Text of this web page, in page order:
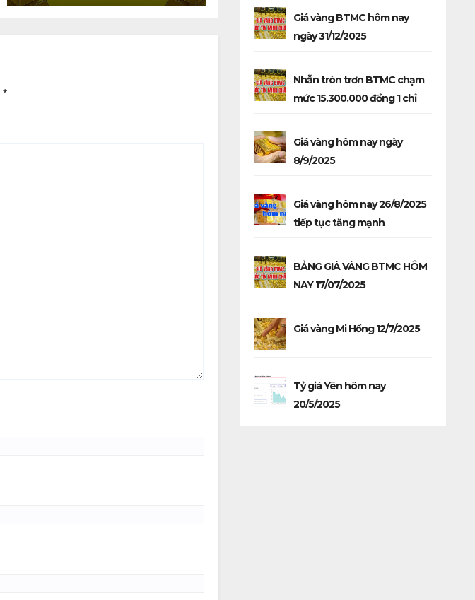
*
Giá vàng BTMC hôm nay
ngày 31/12/2025
Nhẫn tròn trơn BTMC chạm
mức 15.300.000 đồng 1 chỉ
Giá vàng hôm nay ngày
8/9/2025
Giá vàng hôm nay 26/8/2025
tiếp tục tăng mạnh
BẢNG GIÁ VÀNG BTMC HÔM
NAY 17/07/2025
Giá vàng Mi Hồng 12/7/2025
Tỷ giá Yên hôm nay
20/5/2025